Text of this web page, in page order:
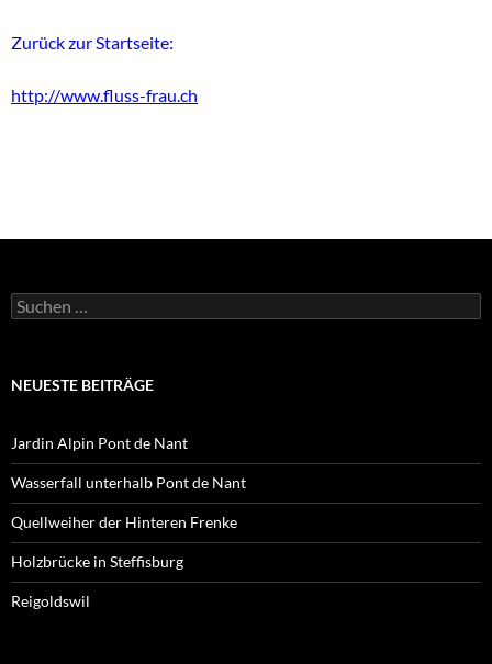
Zurück zur Startseite:
http://www.fluss-frau.ch
Suchen
nach:
NEUESTE BEITRÄGE
Jardin Alpin Pont de Nant
Wasserfall unterhalb Pont de Nant
Quellweiher der Hinteren Frenke
Holzbrücke in Steffisburg
Reigoldswil